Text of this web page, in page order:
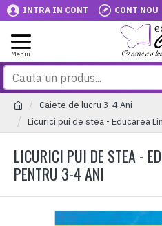
INTRA IN CONT CONT NOU
Caiete de lucru 3-4 Ani
Licurici pui de stea - Educarea
LICURICI PUI DE STEA -
PENTRU 3-4 ANI